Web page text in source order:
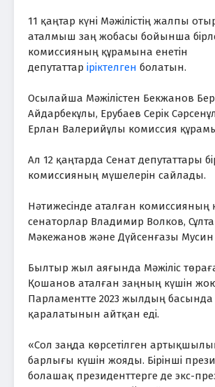
11 қаңтар күні Мәжілістің жалпы
аталмыш заң жобасы бойынша
комиссияның құрамына енетін
депутаттар іріктелген болатын.
Осылайша Мәжілістен Бекжанов
Айдарбекұлы, Ерубаев Серік
Ерлан Валерийұлы комиссия
Ал 12 қаңтарда Сенат депутаттары
комиссияның мүшелерін сайлады.
Нәтижесінде аталған комиссияның
сенаторлар Владимир Волков,
Мәкежанов және Дүйсенғазы Мусин
Былтыр жыл аяғында Мәжіліс
Қошанов аталған заңның күшін жою
Парламентте 2023 жылдың басында
қаралатынын айтқан еді.
«Сол заңда көрсетілген
барлығы күшін жояды. Бірінші
болашақ президенттерге де экс-